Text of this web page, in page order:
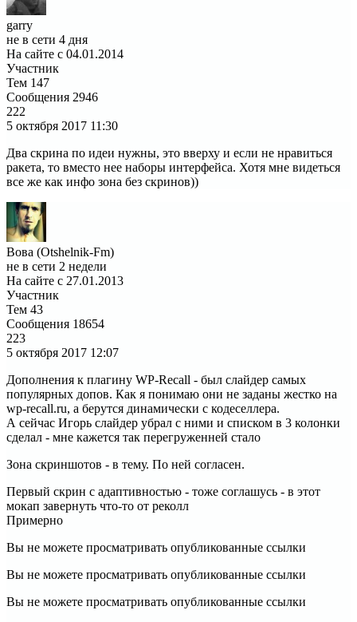
garry
не в сети 4 дня
На сайте с 04.01.2014
Участник
Тем 147
Сообщения 2946
222
5 октября 2017 11:30
Два скрина по идеи нужны, это вверху и если не нравиться
ракета, то вместо нее наборы интерфейса. Хотя мне видеться
все же как инфо зона без скринов))
Вова (Otshelnik-Fm)
не в сети 2 недели
На сайте с 27.01.2013
Участник
Тем 43
Сообщения 18654
223
5 октября 2017 12:07
Дополнения к плагину WP-Recall - был слайдер самых
популярных допов. Как я понимаю они не заданы жестко на
wp-recall.ru, а берутся динамически с кодеселлера.
А сейчас Игорь слайдер убрал с ними и списком в 3 колонки
сделал - мне кажется так перегруженней стало
Зона скриншотов - в тему. По ней согласен.
Первый скрин с адаптивностью - тоже соглашусь - в этот
мокап завернуть что-то от реколл
Примерно
Вы не можете просматривать опубликованные ссылки
Вы не можете просматривать опубликованные ссылки
Вы не можете просматривать опубликованные ссылки